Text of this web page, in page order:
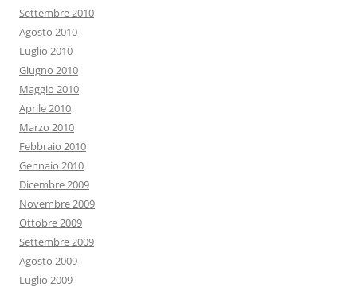
Settembre 2010
Agosto 2010
Luglio 2010
Giugno 2010
Maggio 2010
Aprile 2010
Marzo 2010
Febbraio 2010
Gennaio 2010
Dicembre 2009
Novembre 2009
Ottobre 2009
Settembre 2009
Agosto 2009
Luglio 2009